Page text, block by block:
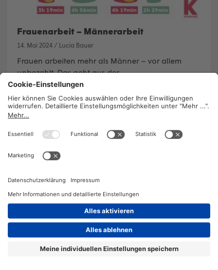
Frauenarbeit – Männerarbeit
14. Mai 2024 / Lucia Bauer
Frauen arbeiten mehr als Männer – vor allem
unbezahlt. Das geht aus der
Zeitverwendungsstudie der Statistik Austria hervor.
Vor zehn Jahren wurde diese Studie das letzte Mal
gemacht. Seitdem hat sich an der Aufteilung der
Arbeit entsprechend der traditionellen
Geschlechterrollen kaum etwas verändert.
WEITERLESEN
2026 © KOMPETENZ-online
OFFENLEGUNG IMPRESSUM